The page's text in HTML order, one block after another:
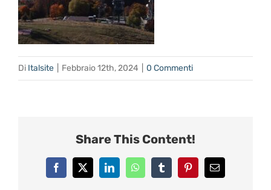
Di Italsite Febbraio 12th, 2024 0 Commenti
Share This Content!
Facebook
X LinkedInWhatsAppTumblrPinterestEmail